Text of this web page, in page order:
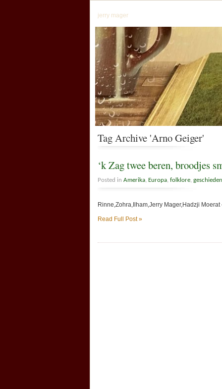
jerry mager
Tag Archive 'Arno Geiger'
‘k Zag twee beren, broodjes
Posted in Amerika Europa folklore
Rinne,Zohra,Ilham,Jerry Mager,Hadzji Moerat
Read Full Post »